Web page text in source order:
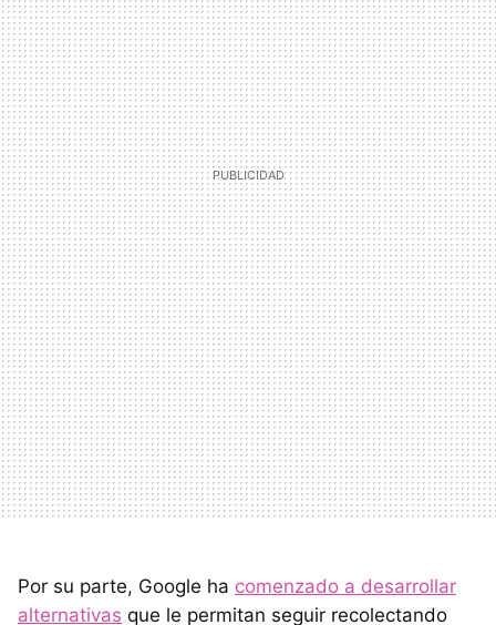
Por su parte, Google ha comenzado a desarrollar
alternativas que le permitan seguir recolectando